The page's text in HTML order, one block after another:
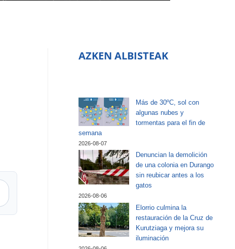
AZKEN ALBISTEAK
Más de 30ºC, sol con
algunas nubes y
tormentas para el fin de
semana
2026-08-07
Denuncian la demolición
de una colonia en Durango
sin reubicar antes a los
gatos
2026-08-06
Elorrio culmina la
restauración de la Cruz de
Kurutziaga y mejora su
iluminación